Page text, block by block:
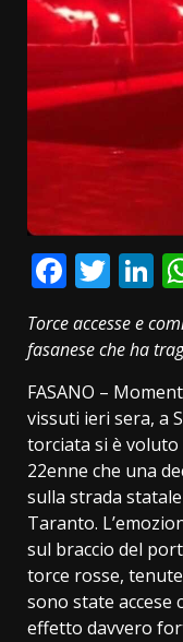
Torce accesse e
fasanese che ha
FASANO –
vissuti ieri sera, a
torciata si è
22enne che una
sulla strada
Taranto.
sul braccio del
torce rosse,
sono state accese
effetto davvero